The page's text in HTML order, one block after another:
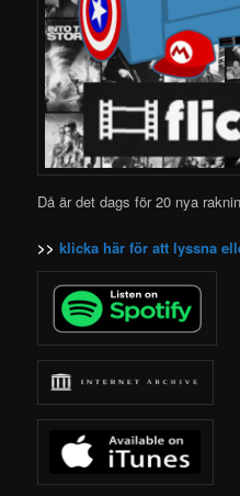
Då är det dags för 20 nya
>>klicka här för att lyssna